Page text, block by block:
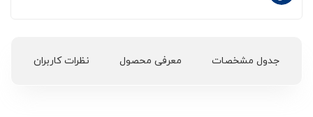
جدول مشخصات معرفی محصول نظرات کاربران